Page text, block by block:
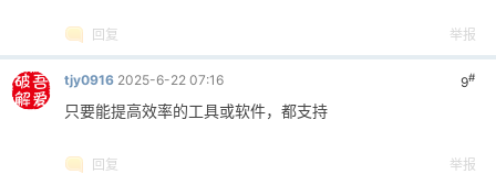
回复 举报
9#
tjy0916 2025-6-22 07:16
只要能提高效率的工具或软件，都支持
回复 举报